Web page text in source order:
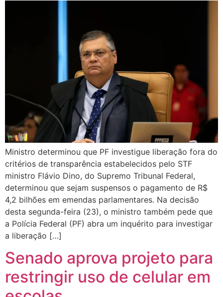
Ministro determinou que PF investigue liberação fora do
critérios de transparência estabelecidos pelo STF
ministro Flávio Dino, do Supremo Tribunal Federal,
determinou que sejam suspensos o pagamento de R$
4,2 bilhões em emendas parlamentares. Na decisão
desta segunda-feira (23), o ministro também pede que
a Polícia Federal (PF) abra um inquérito para investigar
a liberação […]
Senado aprova projeto para
restringir uso de celular em